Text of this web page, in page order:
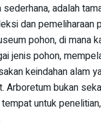
adalah
dan pemeliharaan
pohon, di mana
jenis pohon,
keindahan alam
Arboretum bukan
untuk